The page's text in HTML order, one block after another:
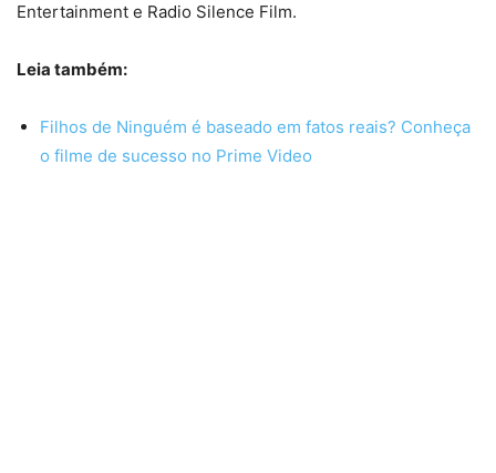
Entertainment e Radio Silence Film.
Leia também:
Filhos de Ninguém é baseado em fatos reais? Conheça
o filme de sucesso no Prime Video